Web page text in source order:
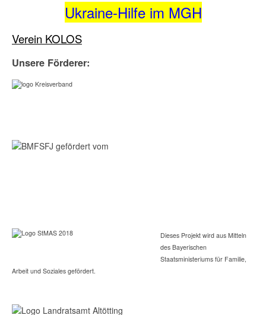
Ukraine-Hilfe im MGH
Verein KOLOS
Unsere Förderer:
Dieses Projekt wird aus Mitteln
des Bayerischen
Staatsministeriums für Familie,
Arbeit und Soziales gefördert.